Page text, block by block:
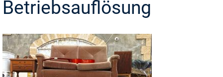
Betriebsauflösung